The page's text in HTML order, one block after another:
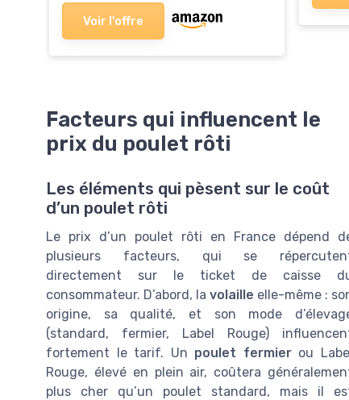
Voir l'offre
Facteurs qui influencent le
prix du poulet rôti
Les éléments qui pèsent sur le coût
d’un poulet rôti
Le prix d’un poulet rôti en France dépend
plusieurs facteurs, qui se
directement sur le ticket de caisse
consommateur. D’abord, la volaille elle-même :
origine, sa qualité, et son mode
(standard, fermier, Label Rouge)
fortement le tarif. Un poulet fermierou
Rouge, élevé en plein air, coûtera
plus cher qu’un poulet standard, mais il